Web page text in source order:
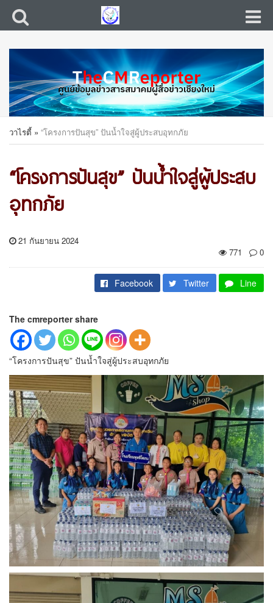
วาไรตี้ » “โครงการปันสุข” ปันน้ำใจสู่ผู้ประสบอุทกภัย
“โครงการปันสุข” ปันน้ำใจสู่ผู้ประสบ
อุทกภัย
21 กันยายน 2024
771
0
Facebook Twitter Line
The cmreporter share
“โครงการปันสุข” ปันน้ำใจสู่ผู้ประสบอุทกภัย